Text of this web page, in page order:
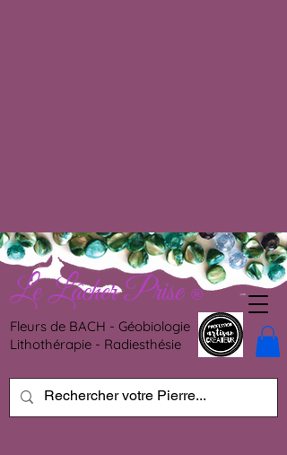
Le Lâcher Prise ®
Fleurs de BACH - Géobiologie
Lithothérapie - Radiesthésie